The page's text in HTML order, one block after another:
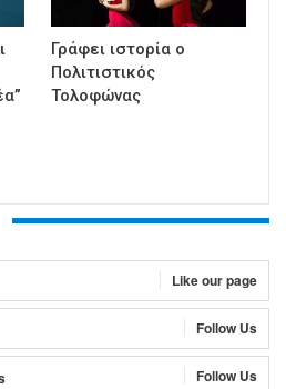
Γράφει ιστορία ο
Πολιτιστικός
Τολοφώνας
Like our page
Follow Us
Follow Us